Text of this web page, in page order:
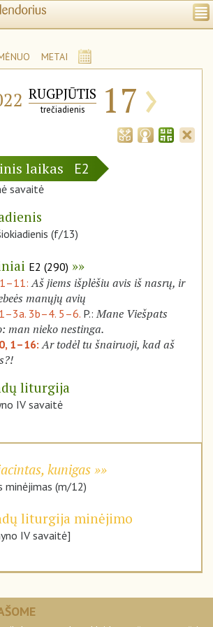
METAI
RUGPJŪTIS
trečiadienis 17 ›
laikas E2
savaitė
(f/13)
E2 (290)
1–11:Aš jiems išplėšiu avis iš nasrų, ir
manųjų avių
3b–4. 5–6. P.:Mane Viešpats
man nieko nestinga.
1–16:Ar todėl tu šnairuoji, kad aš
liturgija
IV savaitė
kunigas
minėjimas (m/12)
liturgija minėjimo
IV savaitė]